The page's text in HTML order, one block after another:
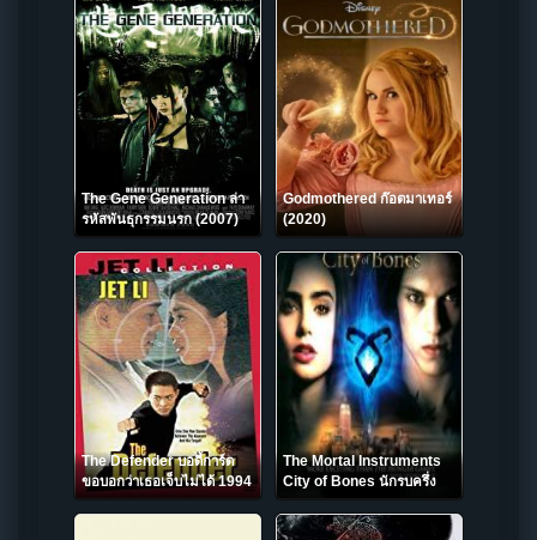
The Gene Generation ล่า
รหัสพันธุกรรมนรก (2007)
Godmothered ก๊อตมาเทอร์
(2020)
The Defender บอดี้การ์ด
ขอบอกว่าเธอเจ็บไม่ได้ 1994
The Mortal Instruments
City of Bones นักรบครึ่ง
เทวดา 2013